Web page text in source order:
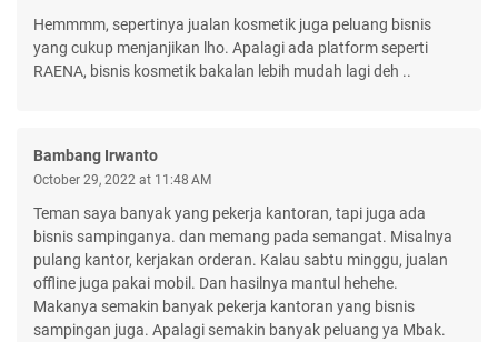
Hemmmm, sepertinya jualan kosmetik juga peluang bisnis
yang cukup menjanjikan lho. Apalagi ada platform seperti
RAENA, bisnis kosmetik bakalan lebih mudah lagi deh ..
Bambang Irwanto
October 29, 2022 at 11:48 AM
Teman saya banyak yang pekerja kantoran, tapi juga ada
bisnis sampinganya. dan memang pada semangat. Misalnya
pulang kantor, kerjakan orderan. Kalau sabtu minggu, jualan
offline juga pakai mobil. Dan hasilnya mantul hehehe.
Makanya semakin banyak pekerja kantoran yang bisnis
sampingan juga. Apalagi semakin banyak peluang ya Mbak.